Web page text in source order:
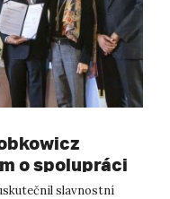
o spolupráci
slavnostní